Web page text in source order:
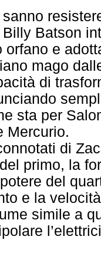
Batson
e
mago
di
sta per
Mercurio.
di
primo, la
del
e la
simile a